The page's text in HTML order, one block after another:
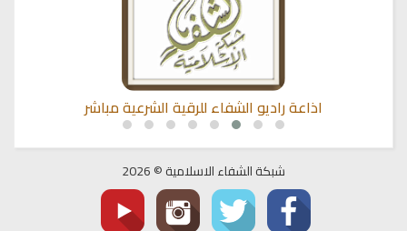
اذاعة راديو الشفاء للرقية الشرعية مباشر
شبكة الشفاء الاسلامية © 2026